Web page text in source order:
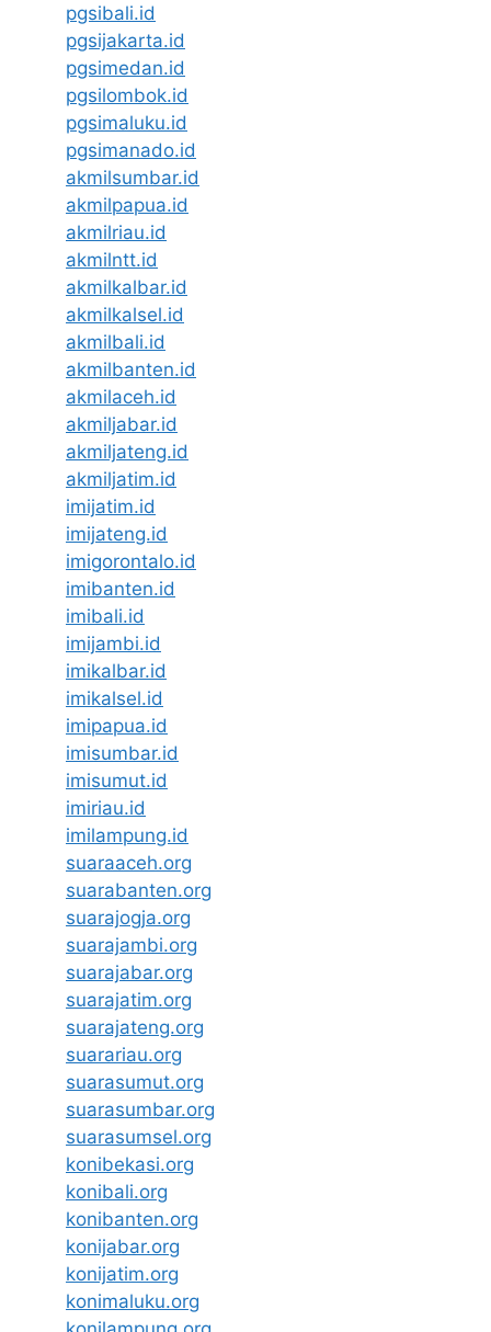
pgsibali.id
pgsijakarta.id
pgsimedan.id
pgsilombok.id
pgsimaluku.id
pgsimanado.id
akmilsumbar.id
akmilpapua.id
akmilriau.id
akmilntt.id
akmilkalbar.id
akmilkalsel.id
akmilbali.id
akmilbanten.id
akmilaceh.id
akmiljabar.id
akmiljateng.id
akmiljatim.id
imijatim.id
imijateng.id
imigorontalo.id
imibanten.id
imibali.id
imijambi.id
imikalbar.id
imikalsel.id
imipapua.id
imisumbar.id
imisumut.id
imiriau.id
imilampung.id
suaraaceh.org
suarabanten.org
suarajogja.org
suarajambi.org
suarajabar.org
suarajatim.org
suarajateng.org
suarariau.org
suarasumut.org
suarasumbar.org
suarasumsel.org
konibekasi.org
konibali.org
konibanten.org
konijabar.org
konijatim.org
konimaluku.org